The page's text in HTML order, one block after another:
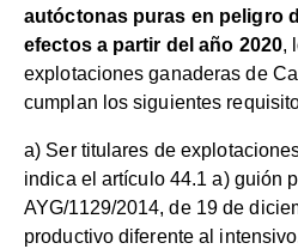
autóctonas puras en peligro
efectos a partir del año 2020,
explotaciones ganaderas de
cumplan los siguientes
a) Ser titulares de
indica el artículo 44.1 a) guión
AYG/1129/2014, de 19 de
productivo diferente al